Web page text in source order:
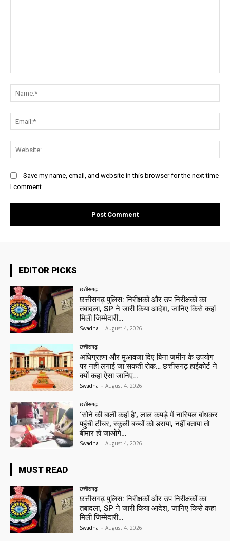
Save my name, email, and website in this browser for the next time
I comment.
EDITOR PICKS
छत्तीसगढ़
छत्तीसगढ़ पुलिस: निरीक्षकों और उप निरीक्षकों का
तबादला, SP ने जारी किया आदेश, जानिए किसे कहां
मिली जिम्मेदारी…
Swadha - August 4, 2026
छत्तीसगढ़
अधिग्रहण और मुआवजा दिए बिना जमीन के उपयोग
पर नहीं लगाई जा सकती रोक… छत्तीसगढ़ हाईकोर्ट ने
क्यों कहा ऐसा जानिए…
Swadha - August 4, 2026
छत्तीसगढ़
‘सोने की बाली कहां है’, लाल कपड़े में नारियल बांधकर
पहुंची टीचर, स्कूली बच्चों को डराया, नहीं बताया तो
बीमार हो जाओगे…
Swadha - August 4, 2026
MUST READ
छत्तीसगढ़
छत्तीसगढ़ पुलिस: निरीक्षकों और उप निरीक्षकों का
तबादला, SP ने जारी किया आदेश, जानिए किसे कहां
मिली जिम्मेदारी…
Swadha - August 4, 2026